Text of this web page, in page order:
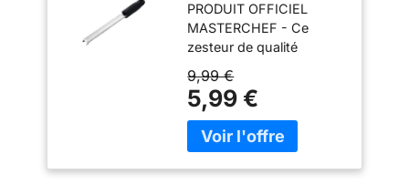
Manuelle, Râpe
Fine pour
Parmesan, Citron,
Coconut, Muscade,
Chocolat et plus,
34,5cm, Lames
Tranchante en
Acier Inoxydable,
Poignée en Silicone
PRODUIT OFFICIEL
MASTERCHEF - Ce
zesteur de qualité
produit officiel de la série
télévisée MasterChef,
conçu en Grande-
Bretagne. RÂPE FINE -
9,99 €
5,99 €